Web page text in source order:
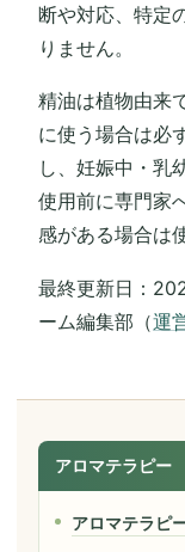
断や対応、特定
りません。
精油は植物由来
に使う場合は必
し、妊娠中・乳
使用前に専門家
感がある場合は
最終更新日：
ーム編集部（運
アロマテラピー
アロマテラピ